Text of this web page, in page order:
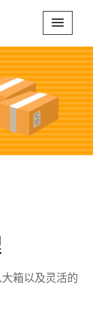
Next
箱以及灵活的